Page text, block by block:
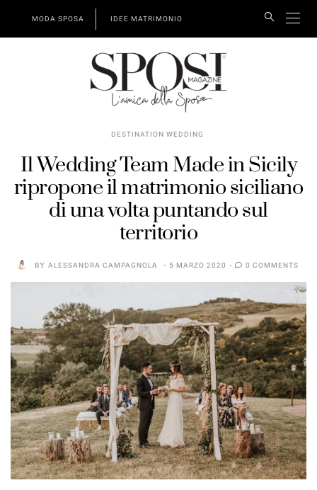
MODA SPOSA IDEE MATRIMONIO
DESTINATION WEDDING
Il Wedding Team Made in Sicily
ripropone il matrimonio siciliano
di una volta puntando sul
territorio
BY ALESSANDRA CAMPAGNOLA 5 MARZO 2020 0 COMMENTS